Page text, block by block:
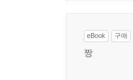
eBook 구매
짱